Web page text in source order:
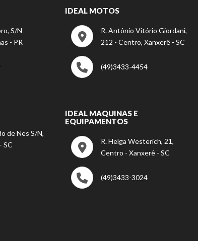
S/N
- PR
IDEAL MOTOS
R. Antônio Vitório Giordani,
212 - Centro, Xanxerê - SC
(49)3433-4454
de Nes S/N,
SC
IDEAL MAQUINAS E
EQUIPAMENTOS
R. Helga Westerich, 21,
Centro - Xanxerê - SC
(49)3433-3024